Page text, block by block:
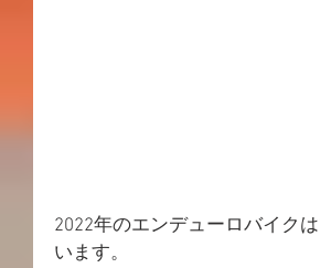
2022年のエンデューロバイク
います。